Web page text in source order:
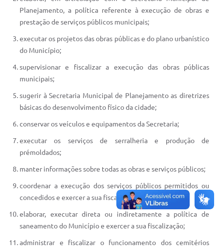
Planejamento, a política referente à execução de obras e
prestação de serviços públicos municipais;
executar os projetos das obras públicas e do plano urbanístico
do Município;
supervisionar e fiscalizar a execução das obras públicas
municipais;
sugerir à Secretaria Municipal de Planejamento as diretrizes
básicas do desenvolvimento físico da cidade;
conservar os veículos e equipamentos da Secretaria;
executar os serviços de serralheria e produção de
prémoldados;
manter informações sobre todas as obras e serviços públicos;
coordenar a execução dos serviços públicos permitidos ou
concedidos e exercer a sua fiscalização;
elaborar, executar direta ou indiretamente a política de
saneamento do Município e exercer a sua fiscalização;
administrar e fiscalizar o funcionamento dos cemitérios